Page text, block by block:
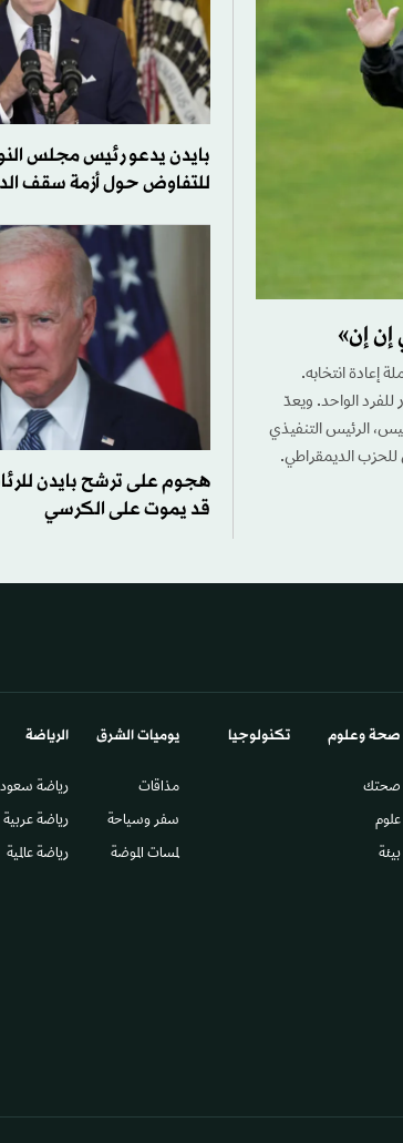
إن»
إعادة انتخابه.
لشركة «بلاكستون»، وتصل قيمة التذكرة إلى 25 ألف دولار للفرد الواحد. ويعدّ
الرئيس التنفيذي
للحزب الديمقراطي.
بايدن يدعو رئيس مجلس
للتفاوض حول أزمة سقف
هجوم على ترشح بايدن
قد يموت على الكرسي
صحة وعلوم
صحتك
علوم
بيئة
تكنولوجيا يوميات الشرق​
مذاقات
سفر وسياحة
لمسات الموضة
الرياضة
رياضة
رياضة عربية
رياضة عالمية